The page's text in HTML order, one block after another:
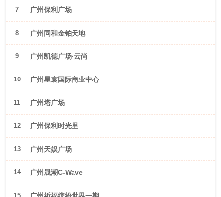
7 广州保利广场
8 广州同和金铂天地
9 广州凯德广场·云尚
10 广州星寰国际商业中心
11 广州塔广场
12 广州保利时光里
13 广州天娱广场
14 广州晟潮C-Wave
15